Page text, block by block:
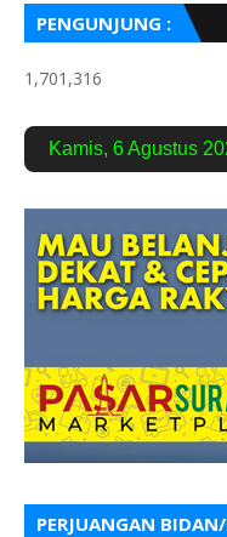
PENGUNJUNG :
1,701,316
Kamis, 6 Agustus
PERJUANGAN